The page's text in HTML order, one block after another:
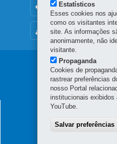
MAPA DO SITE
OUVIDORIA
Navegação
principal
HOSPITAL
Rodovia Contorno
85601-970 - Francisco
Estatísticos
Esses cookies nos
como os visitantes
site. As informações
anonimamente, não
visitante.
Propaganda
Cookies de
rastrear preferências
nosso Portal
institucionais exibidos
YouTube.
Salvar preferências